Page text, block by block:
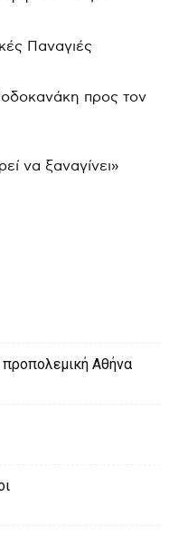
Παναγιές
προς τον
να ξαναγίνει»
Αθήνα